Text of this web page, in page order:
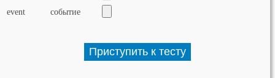
event
событие
Приступить к тесту